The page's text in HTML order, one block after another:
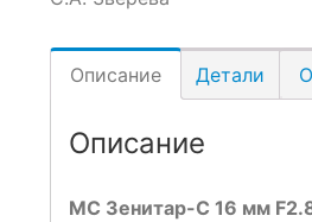
Описание Детали
Описание
МС Зенитар-C 16 мм